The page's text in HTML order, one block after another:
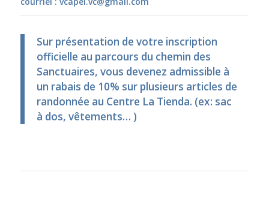
Sur présentation de votre inscription
officielle au parcours du chemin des
Sanctuaires, vous devenez admissible à
un rabais de 10% sur plusieurs articles de
randonnée au Centre La Tienda. (ex: sac
à dos, vêtements… )